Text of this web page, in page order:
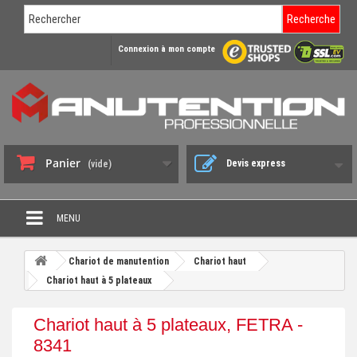
Recherche
Connexion à mon compte
Panier (vide) Devis express
MENU
PROMO DÉSTOCKAGE
CHARIOT DE MANUTENTION
BENNE BASCULANTE
Chariot de manutention
Chariot haut
Chariot haut à 5 plateaux
Chariot haut à 5 plateaux, FETRA -
8341